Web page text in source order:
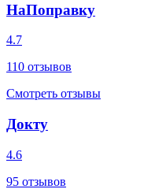
НаПоправку
4.7
110 отзывов
Смотреть отзывы
Докту
4.6
95 отзывов